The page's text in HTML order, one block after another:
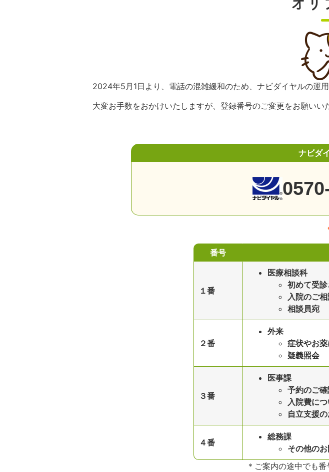
2024年5月1日より、電話の混雑緩和のため、ナビダイヤルの運
大変お手数をおかけいたしますが、登録番号のご変更をお願いい
ナビダ
番号
１番
医療相談科
初めて受
入院のご
相談員宛
２番
外来
症状やお
疑義照会
３番
医事課
予約のご確
入院費に
自立支援
４番
総務課
その他の
＊ご案内の途中でも